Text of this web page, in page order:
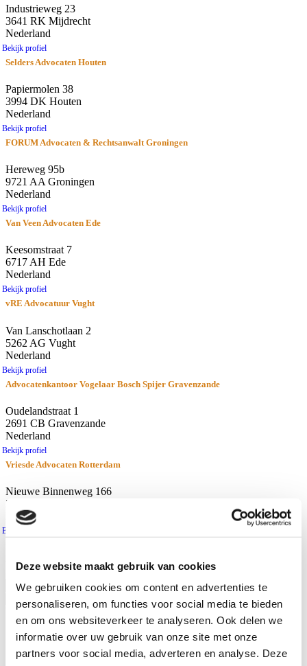
Deze website maakt gebruik van cookies
We gebruiken cookies om content en advertenties te
personaliseren, om functies voor social media te bieden
en om ons websiteverkeer te analyseren. Ook delen we
informatie over uw gebruik van onze site met onze
partners voor social media, adverteren en analyse. Deze
Industrieweg 23
3641 RK Mijdrecht
Nederland
Bekijk profiel
Selders Advocaten Houten
Papiermolen 38
3994 DK Houten
Nederland
Bekijk profiel
FORUM Advocaten & Rechtsanwalt Groningen
Hereweg 95b
9721 AA Groningen
Nederland
Bekijk profiel
Van Veen Advocaten Ede
Keesomstraat 7
6717 AH Ede
Nederland
Bekijk profiel
vRE Advocatuur Vught
Van Lanschotlaan 2
5262 AG Vught
Nederland
Bekijk profiel
Advocatenkantoor Vogelaar Bosch Spijer Gravenzande
Oudelandstraat 1
2691 CB Gravenzande
Nederland
Bekijk profiel
Vriesde Advocaten Rotterdam
Nieuwe Binnenweg 166
3015 BH Rotterdam
Nederland
Bekijk profiel
Gebruik huidige locatie
Waar zoekt u naar?
Advocaten
Kantoren